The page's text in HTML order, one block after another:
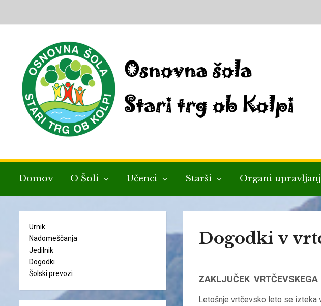
Domov O Šoli Učenci Starši Organi
Urnik
Nadomeščanja
Jedilnik
Dogodki
Šolski prevozi
Dogodki v
ZAKLJUČEK
Letošnje vrtčevsko leto se izteka